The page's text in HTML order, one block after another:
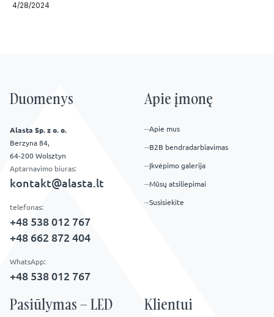
4/28/2024
Apie įmonę
Apie mus
B2B bendradarbiavimas
Įkvėpimo galerija
Mūsų atsiliepimai
Susisiekite
Pasiūlymas – LED
Klientui
Duomenys
Alasta Sp. z o. o.
Berzyna 84,
64-200 Wolsztyn
Aptarnavimo biuras:
kontakt@alasta.lt
telefonas:
+48 538 012 767
+48 662 872 404
WhatsApp:
+48 538 012 767